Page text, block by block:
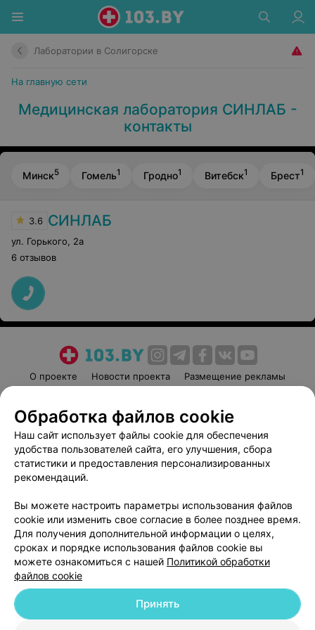
Лаборатории в Солигорске
На главную сети
Медицинская лаборатория СИНЛАБ -
контакты
Минск5 Гомель1 Гродно1 Витебск1 Брест1
3.6 СИНЛАБ
ул. Горького
2а
6 отзывов
О проекте Новости проекта
Размещение рекламы
Пользовательское соглашение
Способы оплаты
Вакансии
Партнеры
Написать руководителю 103.by
Обработка персональных данных
© 2026 ООО «Артокс Лаб», УНП 191700409
| 220012, Республика Беларусь,
Обработка файлов cookie
Наш сайт использует файлы cookie для обеспечения
удобства пользователей сайта, его улучшения, сбора
статистики и предоставления персонализированных
рекомендаций.
Вы можете настроить параметры использования файлов
cookie или изменить свое согласие в более позднее время.
Для получения дополнительной информации о целях,
сроках и порядке использования файлов cookie вы
можете ознакомиться с нашей Политикой обработки
файлов cookie
Принять